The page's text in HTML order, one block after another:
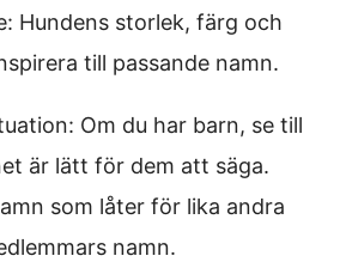
Hundens storlek, färg och
till passande namn.
Om du har barn, se till
är lätt för dem att säga.
som låter för lika andra
namn.